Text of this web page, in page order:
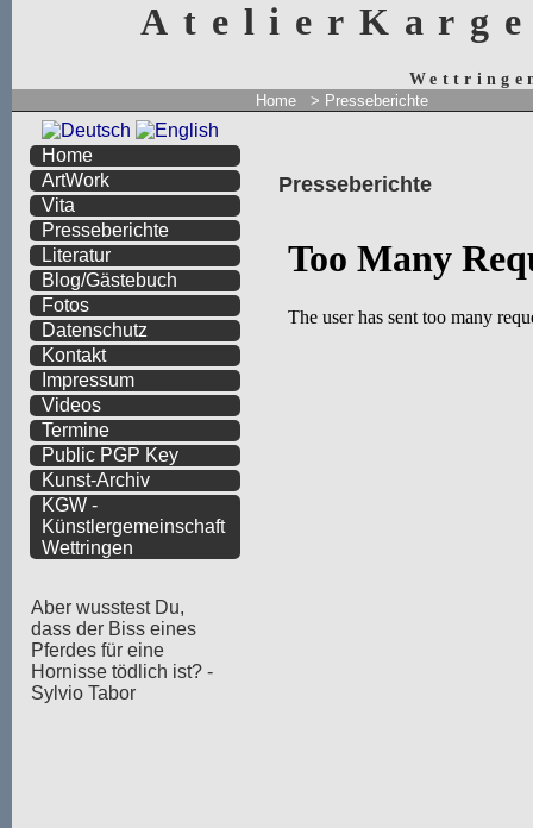
Home > Presseberichte
Presseberichte
Home
ArtWork
Vita
Presseberichte
Literatur
Blog/Gästebuch
Fotos
Datenschutz
Kontakt
Impressum
Videos
Termine
Public PGP Key
Kunst-Archiv
KGW -
Künstlergemeinschaft
Wettringen
Aber wusstest Du,
dass der Biss eines
Pferdes für eine
Hornisse tödlich ist? -
Sylvio Tabor